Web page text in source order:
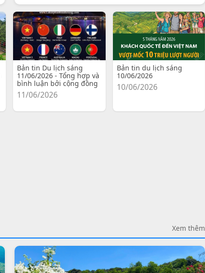
Bản tin Du lịch sáng
11/06/2026 - Tổng hợp và
bình luận bởi cộng đồng
11/06/2026
Bản tin du lịch sáng
10/06/2026
10/06/2026
Xem thêm